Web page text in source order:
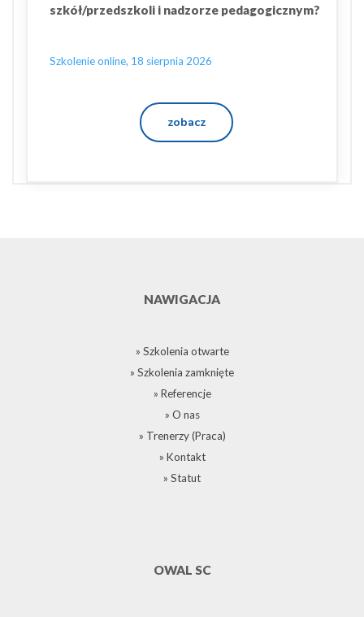
szkół/przedszkoli i nadzorze pedagogicznym?
Szkolenie online, 18 sierpnia 2026
zobacz
NAWIGACJA
» Szkolenia otwarte
» Szkolenia zamknięte
» Referencje
» O nas
» Trenerzy (Praca)
» Kontakt
» Statut
OWAL SC